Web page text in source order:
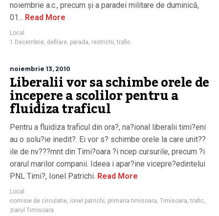
noiembrie a.c., precum și a paradei militare de duminică,
01... Read More
Local
1 Decembrie, defilare, parada, restrictii,trafic
noiembrie 13, 2010
Liberalii vor sa schimbe orele de
incepere a scolilor pentru a
fluidiza traficul
Pentru a fluidiza traficul din ora?, na?ional liberalii timi?eni
au o solu?ie inedit?. Ei vor s? schimbe orele la care unit??
ile de nv???mnt din Timi?oara ?i ncep cursurile, precum ?i
orarul marilor companii. Ideea i apar?ine vicepre?edintelui
PNL Timi?, Ionel Patrichi. Read More
Local
comisie de circulatie, ionel patrichi, primaria timisoara, Timisoara,trafic,
ziarul Timisoara